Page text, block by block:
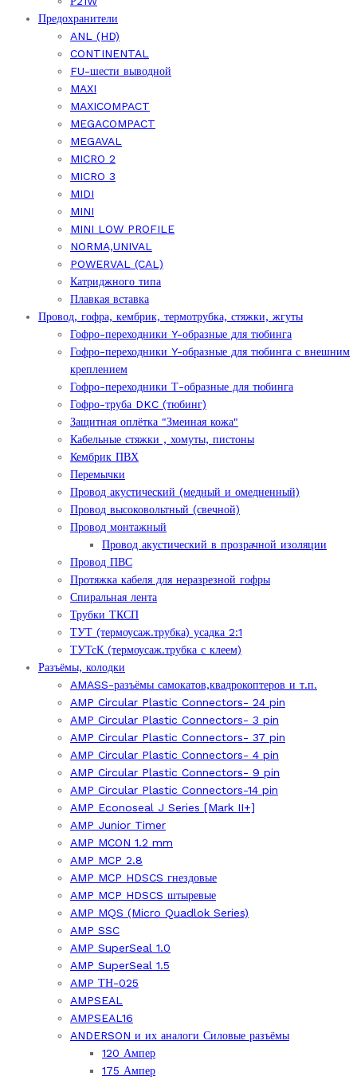
Предохранители
ANL (HD)
CONTINENTAL
FU-шести выводной
MAXI
MAXICOMPACT
MEGACOMPACT
MEGAVAL
MICRO 2
MICRO 3
MIDI
MINI
MINI LOW PROFILE
NORMA,UNIVAL
POWERVAL (CAL)
Катриджного типа
Плавкая вставка
Провод, гофра, кембрик, термотрубка, стяжки, жгуты
Гофро-переходники Y-образные для тюбинга
Гофро-переходники Y-образные для тюбинга с внешним
креплением
Гофро-переходники Т-образные для тюбинга
Гофро-труба DKC (тюбинг)
Защитная оплётка "Змеиная кожа"
Кабельные стяжки , хомуты, пистоны
Кембрик ПВХ
Перемычки
Провод акустический (медный и омедненный)
Провод высоковольтный (свечной)
Провод монтажный
Провод акустический в прозрачной изоляции
Провод ПВС
Протяжка кабеля для неразрезной гофры
Спиральная лента
Трубки ТКСП
ТУТ (термоусаж.трубка) усадка 2:1
ТУТсК (термоусаж.трубка с клеем)
Разъёмы, колодки
AMASS-разъёмы самокатов,квадрокоптеров и т.п.
AMP Circular Plastic Connectors- 24 pin
AMP Circular Plastic Connectors- 3 pin
AMP Circular Plastic Connectors- 37 pin
AMP Circular Plastic Connectors- 4 pin
AMP Circular Plastic Connectors- 9 pin
AMP Circular Plastic Connectors-14 pin
AMP Econoseal J Series [Mark II+]
AMP Junior Timer
AMP MCON 1.2 mm
AMP MCP 2.8
AMP MCP HDSCS гнездовые
AMP MCP HDSCS штыревые
AMP MQS (Micro Quadlok Series)
AMP SSC
AMP SuperSeal 1.0
AMP SuperSeal 1.5
AMP ТН-025
AMPSEAL
AMPSEAL16
ANDERSON и их аналоги Силовые разъёмы
120 Ампер
175 Ампер